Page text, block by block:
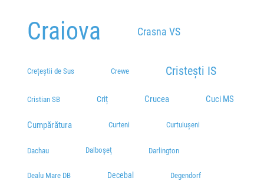
Craiova Crasna VS
Crețeștii de Sus Crewe Cristești IS
Cristian SB Criț Crucea Cuci MS
Cumpărătura Curteni Curtuiușeni
Dachau Dalboșeț Darlington
Dealu Mare DB Decebal Degendorf